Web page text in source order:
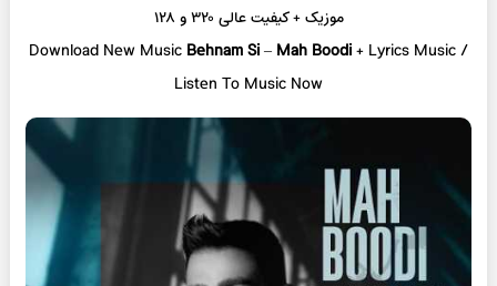
موزیک + کیفیت عالی ۳۲۰ و ۱۲۸
Download New Music Behnam Si– Mah Boodi+ Lyrics Music /
Listen To Music Now